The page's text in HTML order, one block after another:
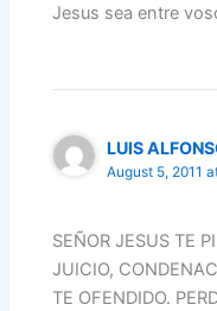
Jesus sea entre
LUIS
August 5, 2011
SEÑOR JESUS TE
JUICIO,
TE OFENDIDO.